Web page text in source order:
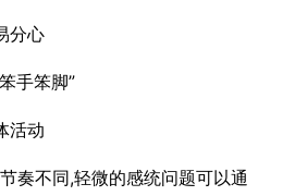
分心
手笨脚”
活动
奏不同,轻微的感统问题可以通